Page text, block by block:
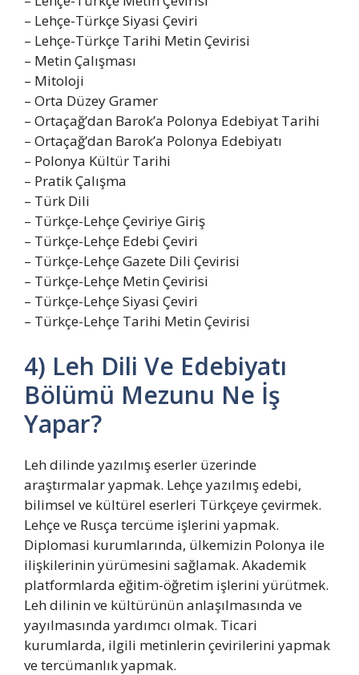
– Lehçe-Türkçe Siyasi Çeviri
– Lehçe-Türkçe Tarihi Metin Çevirisi
– Metin Çalışması
– Mitoloji
– Orta Düzey Gramer
– Ortaçağ’dan Barok’a Polonya Edebiyat Tarihi
– Ortaçağ’dan Barok’a Polonya Edebiyatı
– Polonya Kültür Tarihi
– Pratik Çalışma
– Türk Dili
– Türkçe-Lehçe Çeviriye Giriş
– Türkçe-Lehçe Edebi Çeviri
– Türkçe-Lehçe Gazete Dili Çevirisi
– Türkçe-Lehçe Metin Çevirisi
– Türkçe-Lehçe Siyasi Çeviri
– Türkçe-Lehçe Tarihi Metin Çevirisi
4) Leh Dili Ve Edebiyatı
Bölümü Mezunu Ne İş
Yapar?
Leh dilinde yazılmış eserler üzerinde
araştırmalar yapmak. Lehçe yazılmış edebi,
bilimsel ve kültürel eserleri Türkçeye çevirmek.
Lehçe ve Rusça tercüme işlerini yapmak.
Diplomasi kurumlarında, ülkemizin Polonya ile
ilişkilerinin yürümesini sağlamak. Akademik
platformlarda eğitim-öğretim işlerini yürütmek.
Leh dilinin ve kültürünün anlaşılmasında ve
yayılmasında yardımcı olmak. Ticari
kurumlarda, ilgili metinlerin çevirilerini yapmak
ve tercümanlık yapmak.